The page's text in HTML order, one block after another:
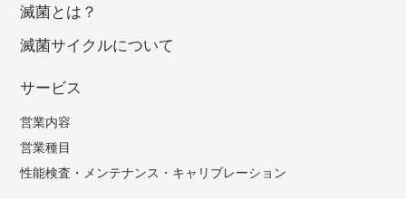
滅菌とは？
滅菌サイクルについて
サービス
営業内容
営業種目
性能検査・メンテナンス・ キャリブレーション